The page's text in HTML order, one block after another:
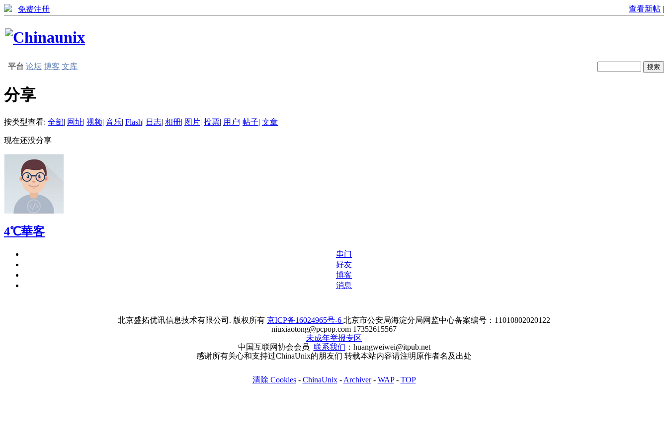
免费注册 查看新帖 |
平台 论坛 博客 文库
分享
按类型查看: 全部| 网址| 视频| 音乐| Flash| 日志| 相册| 图片| 投票| 用户| 帖子| 文章
现在还没分享
4℃華客
串门
好友
博客
消息
北京盛拓优讯信息技术有限公司. 版权所有 京ICP备16024965号-6 北京市公安局海淀分局网监中心备案编号：11010802020122
niuxiaotong@pcpop.com 17352615567
未成年举报专区
中国互联网协会会员 联系我们 ：huangweiwei@itpub.net
感谢所有关心和支持过ChinaUnix的朋友们 转载本站内容请注明原作者名及出处
清除 Cookies- ChinaUnix- Archiver- WAP- TOP